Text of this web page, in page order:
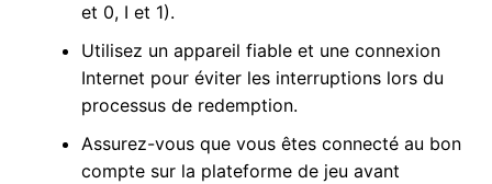
et 0, I et 1).
Utilisez un appareil fiable et une connexion
Internet pour éviter les interruptions lors du
processus de redemption.
Assurez-vous que vous êtes connecté au bon
compte sur la plateforme de jeu avant